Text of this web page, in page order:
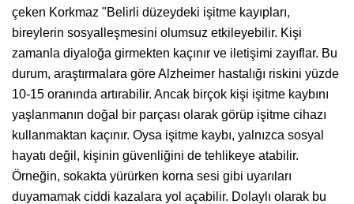
çeken Korkmaz "Belirli düzeydeki işitme kayıpları,
bireylerin sosyalleşmesini olumsuz etkileyebilir. Kişi
zamanla diyaloğa girmekten kaçınır ve iletişimi zayıflar. Bu
durum, araştırmalara göre Alzheimer hastalığı riskini yüzde
10-15 oranında artırabilir. Ancak birçok kişi işitme kaybını
yaşlanmanın doğal bir parçası olarak görüp işitme cihazı
kullanmaktan kaçınır. Oysa işitme kaybı, yalnızca sosyal
hayatı değil, kişinin güvenliğini de tehlikeye atabilir.
Örneğin, sokakta yürürken korna sesi gibi uyarıları
duyamamak ciddi kazalara yol açabilir. Dolaylı olarak bu